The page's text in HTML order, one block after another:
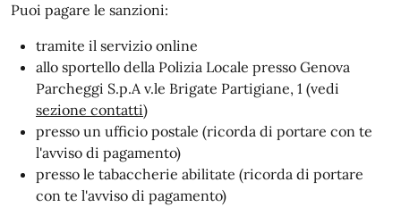
Puoi pagare le sanzioni:
tramite il servizio online
allo sportello della Polizia Locale presso Genova
Parcheggi S.p.A v.le Brigate Partigiane, 1 (vedi
sezione contatti)
presso un ufficio postale (ricorda di portare con te
l'avviso di pagamento)
presso le tabaccherie abilitate (ricorda di portare
con te l'avviso di pagamento)